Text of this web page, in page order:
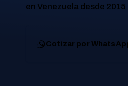
en Venezuela desde
Cotizar por